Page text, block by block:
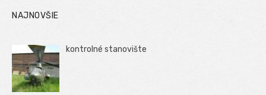
NAJNOVŠIE
kontrolné stanovište